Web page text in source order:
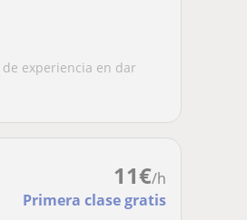
experiencia en dar
11€/h
Primera clase gratis